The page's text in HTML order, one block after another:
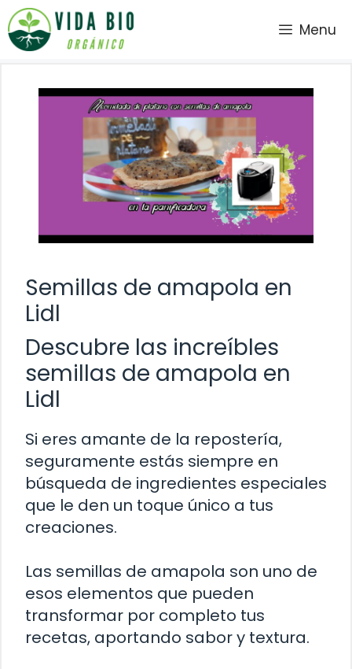
Saltar
al
contenido
Menu
Semillas de amapola en
Lidl
Descubre las increíbles
semillas de amapola en
Lidl
Si eres amante de la repostería,
seguramente estás siempre en
búsqueda de ingredientes especiales
que le den un toque único a tus
creaciones.
Las semillas de amapola son uno de
esos elementos que pueden
transformar por completo tus
recetas, aportando sabor y textura.